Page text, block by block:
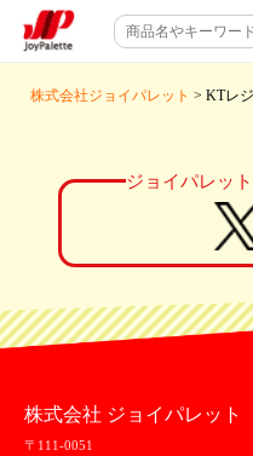
株式会社ジョイパレット > KTレ
ジョイパレッ
株式会社 ジョイパレット
〒111-0051